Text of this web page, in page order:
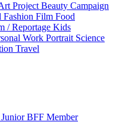
Project Beauty Campaign
Fashion Film Food
/ Reportage Kids
Work Portrait Science
Travel
BFF Member